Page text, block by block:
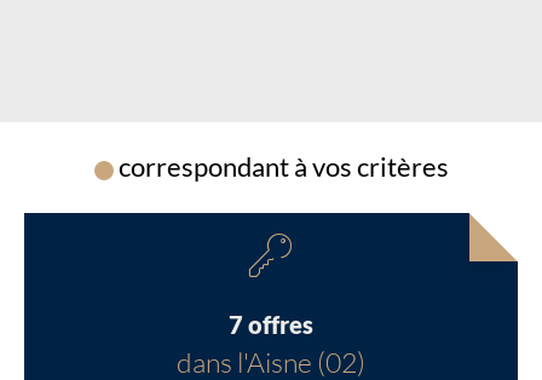
Chargement...
correspondant à vos critères
7 offres
dans l'Aisne (02)